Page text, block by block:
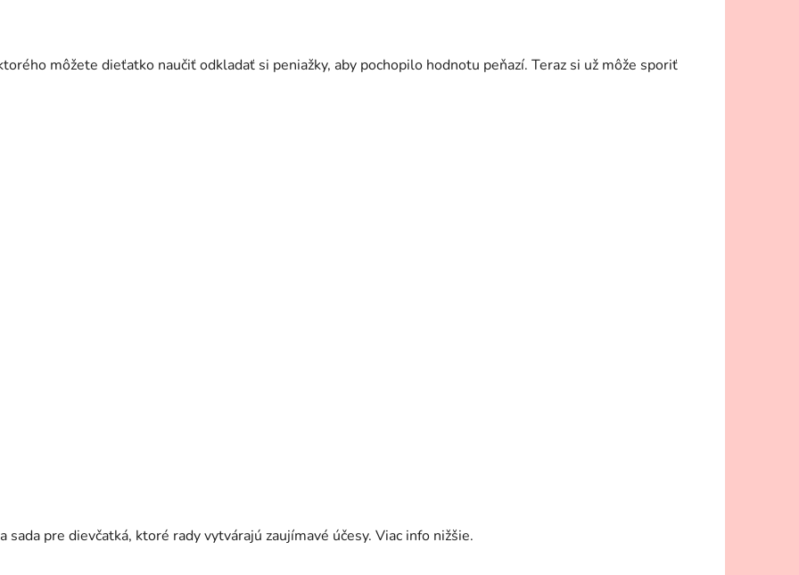
môžete dieťatko naučiť odkladať si peniažky, aby pochopilo hodnotu peňazí. Teraz si už môže sporiť
pre dievčatká, ktoré rady vytvárajú zaujímavé účesy. Viac info nižšie.